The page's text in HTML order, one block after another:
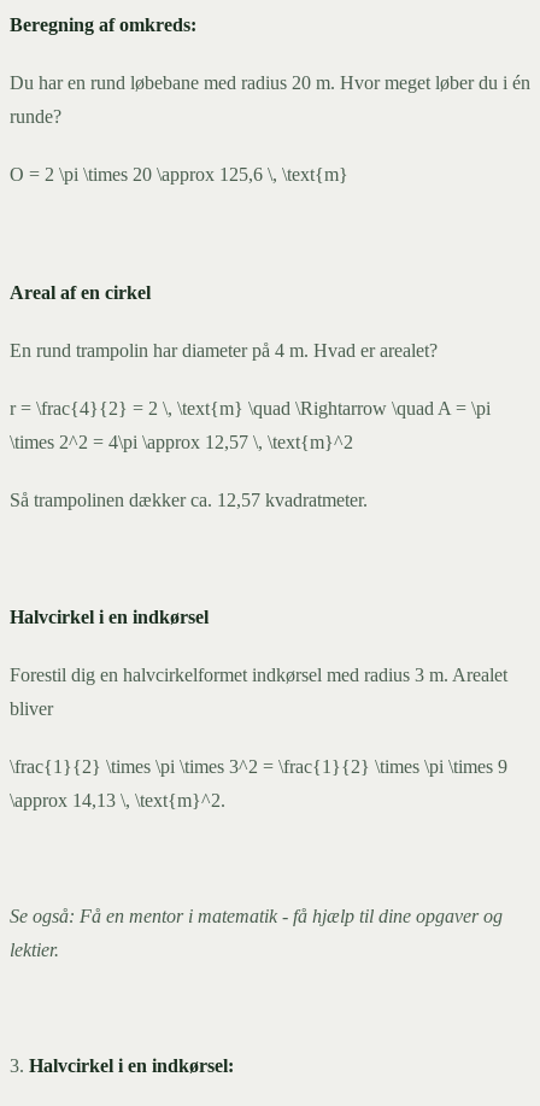
Beregning af omkreds:
Du har en rund løbebane med radius 20 m. Hvor meget løber du i én
runde?
O = 2 \pi \times 20 \approx 125,6 \, \text{m}
Areal af en cirkel
En rund trampolin har diameter på 4 m. Hvad er arealet?
r = \frac{4}{2} = 2 \, \text{m} \quad \Rightarrow \quad A = \pi
\times 2^2 = 4\pi \approx 12,57 \, \text{m}^2
Så trampolinen dækker ca. 12,57 kvadratmeter.
Halvcirkel i en indkørsel
Forestil dig en halvcirkelformet indkørsel med radius 3 m. Arealet
bliver
\frac{1}{2} \times \pi \times 3^2 = \frac{1}{2} \times \pi \times 9
\approx 14,13 \, \text{m}^2.
Se også: Få en mentor i matematik - få hjælp til dine opgaver og
lektier.
3. Halvcirkel i en indkørsel: